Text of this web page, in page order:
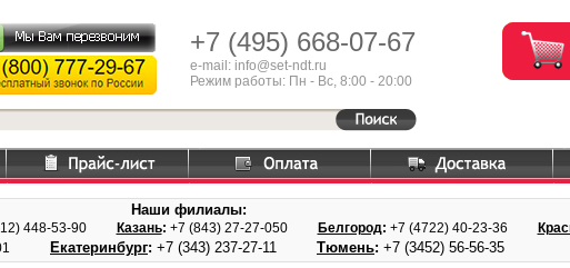
+7 (495) 668-07-67
e-mail: info@set-ndt.ru
Режим работы: Пн - Вс, 8:00 - 20:00
Наши филиалы:
448-53-90 Казань: +7 (843) 27-27-050 Белгород: +7 (4722) 40-23-36
Екатеринбург: +7 (343) 237-27-11 Тюмень: +7 (3452) 56-56-35